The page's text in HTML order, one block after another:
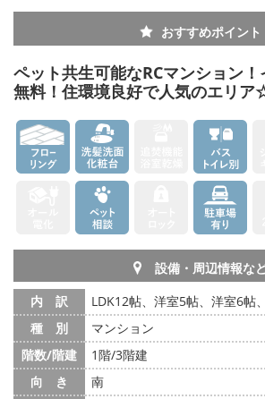
おすすめポイント
ペット共生可能なRCマンション！
無料！住環境良好で人気のエリ
設備・周辺情報な
内 訳
LDK12帖、洋室5帖、洋室6帖
種 別
マンション
階数/階建
1階/3階建
向 き
南